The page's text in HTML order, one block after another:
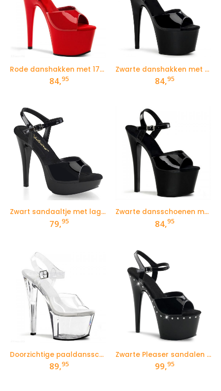
Rode danshakken met 17 cm hoge hakken en plateau
84,95
Zwarte danshakken met 17 cm hoge hakken en plateau
84,95
Zwart sandaaltje met lagere plateau en naaldhakken
79,95
Zwarte dansschoenen met hoge naaldhakken 17cm
84,95
Doorzichtige paaldansschoenen met hoge 17 cm hakken
89,95
Zwarte Pleaser sandalen met strass in de zool en hak
99,95